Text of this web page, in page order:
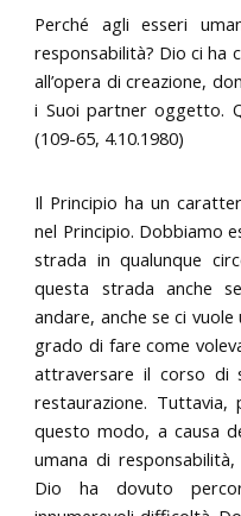
Perché agli esseri
responsabilità? Dio ci ha
all’opera di creazione,
i Suoi partner oggetto.
(109-65, 4.10.1980)
Il Principio ha un
nel Principio. Dobbiamo
strada in qualunque
questa strada anche
andare, anche se ci
grado di fare come
attraversare il corso di
restaurazione.
questo modo, a causa
umana di
Dio ha dovuto